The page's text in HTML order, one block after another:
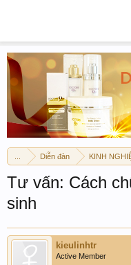
Diễn đàn KINH
Tư vấn: Cách
sinh
kieulinhtr
Active Member